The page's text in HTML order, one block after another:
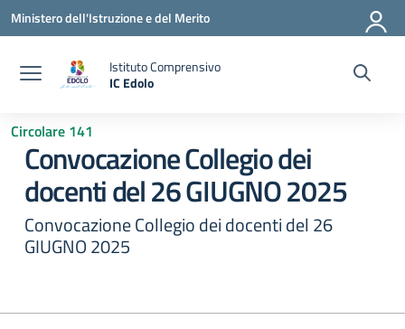
Vai ai contenuti
Vai al menu di navigazione
Vai al footer
Ministero dell'Istruzione e del Merito
Istituto Comprensivo
IC Edolo
Circolare 141
Convocazione Collegio dei
docenti del 26 GIUGNO 2025
Convocazione Collegio dei docenti del 26
GIUGNO 2025